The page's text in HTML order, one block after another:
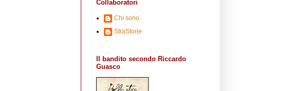
Collaboratori
Chi sono
StraStorie
Il bandito secondo Riccardo
Guasco